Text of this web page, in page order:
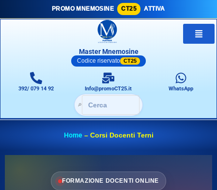
PROMO MNEMOSINE CT25 ATTIVA
Master Mnemosine
Codice riservato CT25
392/ 079 14 92 Info@promoCT25.it WhatsApp
🔎
Home– Corsi Docenti Terni
FORMAZIONE DOCENTI ONLINE